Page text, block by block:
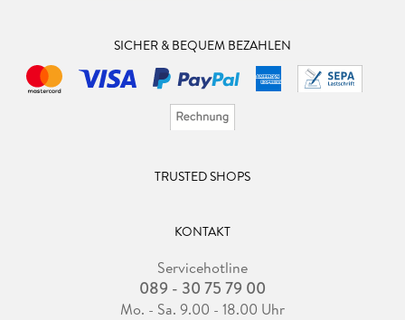
SICHER & BEQUEM BEZAHLEN
TRUSTED SHOPS
KONTAKT
Servicehotline
089 - 30 75 79 00
Mo. - Sa. 9.00 - 18.00 Uhr